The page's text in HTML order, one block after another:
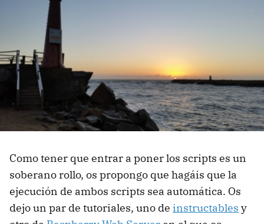
Como tener que entrar a poner los scripts es un
soberano rollo, os propongo que hagáis que la
ejecución de ambos scripts sea automática. Os
dejo un par de tutoriales, uno de instructables y